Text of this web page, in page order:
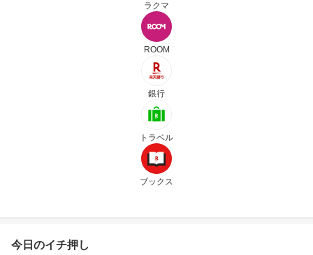
ラクマ
ROOM
銀行
トラベル
ブックス
今日のイチ押し